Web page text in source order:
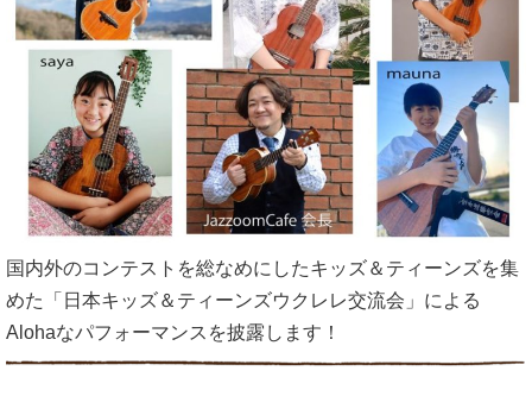
国内外のコンテストを総なめにしたキッズ＆ティーンズを集
めた「日本キッズ＆ティーンズウクレレ交流会」による
Alohaなパフォーマンスを披露します！